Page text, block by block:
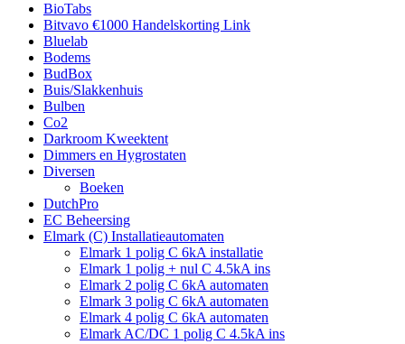
BioTabs
Bitvavo €1000 Handelskorting Link
Bluelab
Bodems
BudBox
Buis/Slakkenhuis
Bulben
Co2
Darkroom Kweektent
Dimmers en Hygrostaten
Diversen
Boeken
DutchPro
EC Beheersing
Elmark (C) Installatieautomaten
Elmark 1 polig C 6kA installatie
Elmark 1 polig + nul C 4.5kA ins
Elmark 2 polig C 6kA automaten
Elmark 3 polig C 6kA automaten
Elmark 4 polig C 6kA automaten
Elmark AC/DC 1 polig C 4.5kA ins